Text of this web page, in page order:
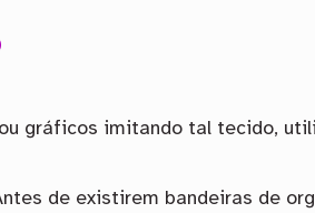
gráficos imitando tal tecido,
de existirem bandeiras de